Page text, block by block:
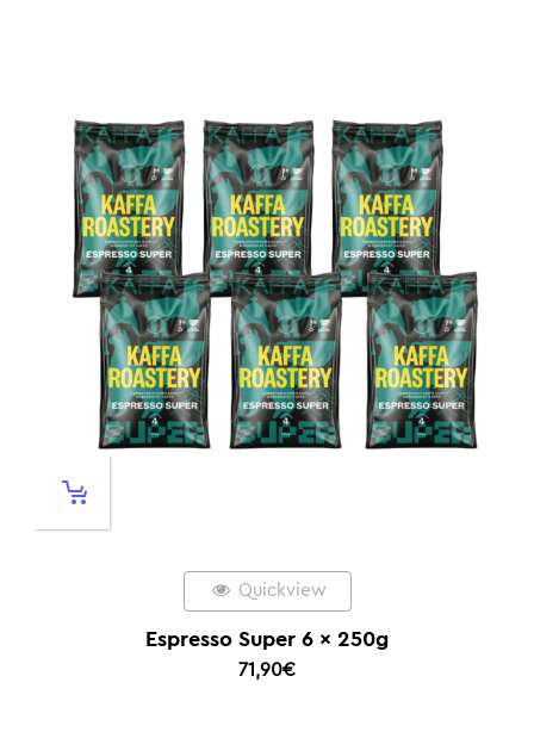
Quickview
Espresso Super 6 x 250g
71,90€